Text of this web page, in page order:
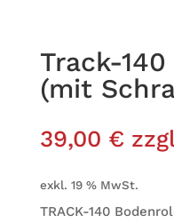
Track-
(mit
39,00 €
exkl. 19 % MwSt.
TRACK-140